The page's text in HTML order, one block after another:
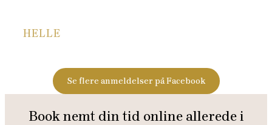
HELLE
Se flere anmeldelser på Facebook
Book nemt din tid online ​​allerede i